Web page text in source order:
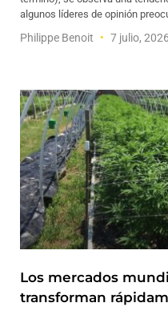
algunos líderes de opinión
Philippe Benoit 7 julio, 2026
Los mercados
transforman